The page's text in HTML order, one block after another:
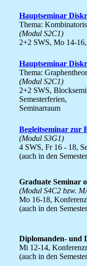
Hauptseminar
Thema:
(Modul S2C1)
2+2 SWS, Mo 14-
Hauptseminar
Thema:
(Modul S2C1)
2+2 SWS,
Semesterferien,
Seminarraum
Begleitseminar zur
(Modul S3G1)
4 SWS, Fr 16 - 18,
(auch in den
Graduate Seminar
(Modul S4C2 bzw.
Mo 16-18,
(auch in den
Diplomanden- und
Mi 12-14,
(auch in den